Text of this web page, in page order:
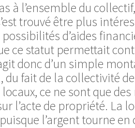
à l’ensemble du
trouvé être plus
d’aides
ce statut permettait
donc d’un simple
du fait de la collectivité
ce ne sont que
l’acte de propriété. La
l’argent tourne